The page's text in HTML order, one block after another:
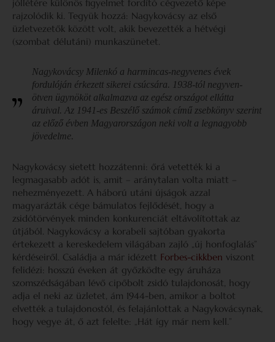
jóllétére különös figyelmet fordító cégvezető képe
rajzolódik ki. Tegyük hozzá: Nagykovácsy az első
üzletvezetők között volt, akik bevezették a hétvégi
(szombat délutáni) munkaszünetet.
Nagykovácsy Milenkó a harmincas-negyvenes évek
fordulóján érkezett sikerei csúcsára. 1938-tól negyven-
ötven ügynököt alkalmazva az egész országot ellátta
áruival. Az 1941-es Beszélő számok című zsebkönyv szerint
az előző évben Magyarországon neki volt a legnagyobb
jövedelme.
Nagykovácsy sietett hozzátenni: őrá vetették ki a
legmagasabb adót is, amit – aránytalan volta miatt –
nehezményezett. A háború utáni újságok azzal
magyarázták cége bámulatos fejlődését, hogy a
zsidótörvények minden konkurenciát eltávolítottak az
útjából. Nagykovácsy a korabeli sajtóban gyakorta
értekezett a kereskedelem világában zajló „új honfoglalás”
kérdéseiről. Családja a már idézett Forbes-cikkben viszont
felidézi: hosszú éveken át győzködte egy áruháza
szomszédságában lévő cipőbolt zsidó tulajdonosát, hogy
adja el neki az üzletet, ám 1944-ben, amikor a boltot
elvették a tulajdonostól, és felajánlottak a Nagykovácsynak,
hogy vegye át, ő azt felelte: „Hát így már nem kell.”